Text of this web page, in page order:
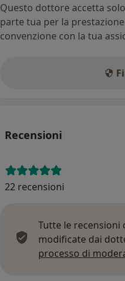
Questo dottore accetta
parte tua per la
convenzione con la tua
Recensioni
22 recensioni
Tutte le recensioni
modificate dai
processo di